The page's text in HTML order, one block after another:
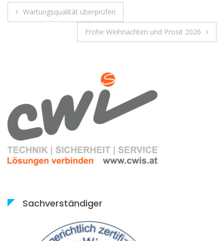
Beitrags-
Navigation
Wartungsqualität überprüfen
Frohe Weihnachten und Prosit 2026
Sachverständiger